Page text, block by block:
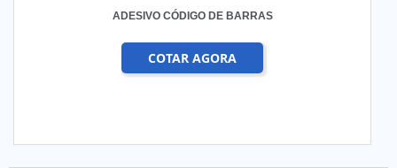
ADESIVO CÓDIGO DE BARRAS
COTAR AGORA